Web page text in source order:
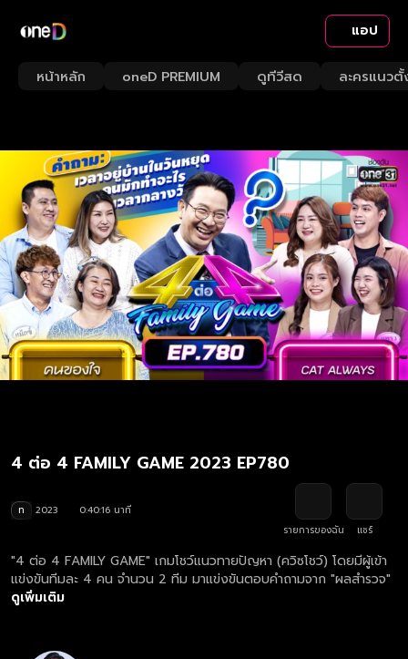
แอป
หน้าหลัก oneD PREMIUM ดูทีวีสด ละครแนวตั้
4 ต่อ 4 FAMILY GAME 2023 EP780
ท 2023
0:40:16 นาที
รายการของฉัน
แชร์
"4 ต่อ 4 FAMILY GAME" เกมโชว์แนวทายปัญหา (ควิซโชว์) โดยมีผู้เข้า
แข่งขันทีมละ 4 คน จำนวน 2 ทีม มาแข่งขันตอบคำถามจาก "ผลสำรวจ"
ดูเพิ่มเติม